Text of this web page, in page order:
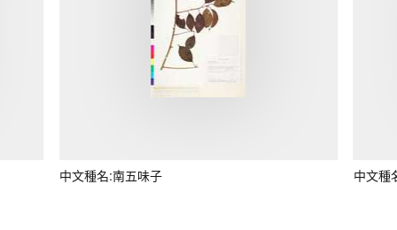
中文種名:南五味子 中文種